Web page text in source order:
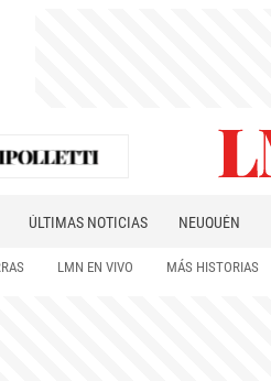
ÚLTIMAS NOTICIAS NEUQUÉN
LMN EN VIVO MÁS HISTORIAS